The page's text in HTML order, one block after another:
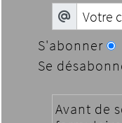
S'abonner
Se
Avant de